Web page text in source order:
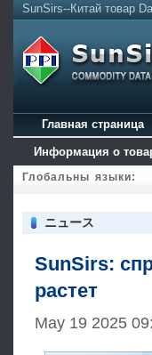
SunSirs--Китай товар
Главная страница
Информация о
Глобальны языки:
ニュース
SunSirs:
растет
May 19 2025